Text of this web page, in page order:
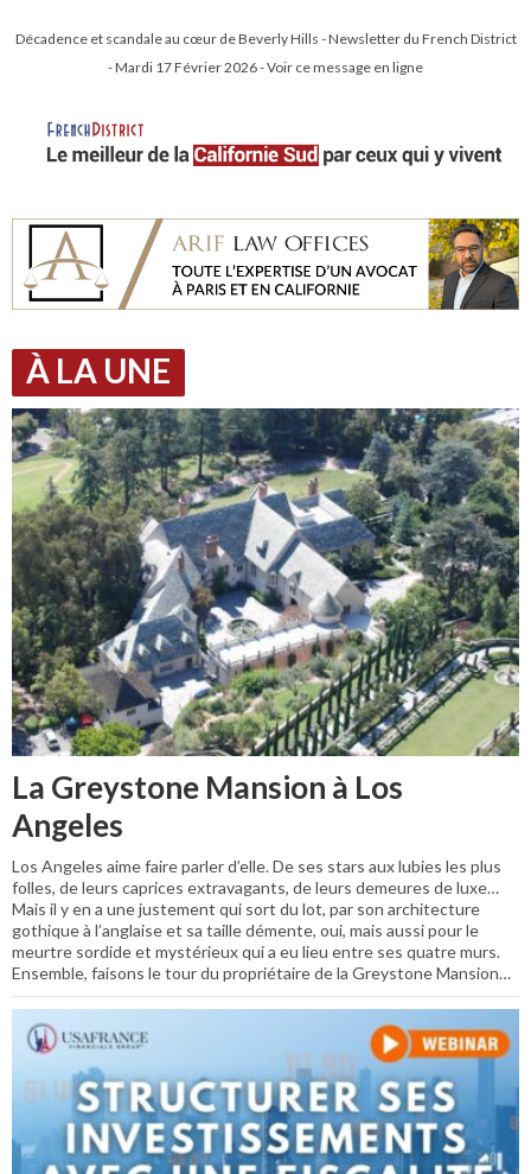
Décadence et scandale au cœur de Beverly Hills - Newsletter du French District
- Mardi 17 Février 2026 - Voir ce message en ligne
À LA UNE
La Greystone Mansion à Los
Angeles
Los Angeles aime faire parler d’elle. De ses stars aux lubies les plus
folles, de leurs caprices extravagants, de leurs demeures de luxe…
Mais il y en a une justement qui sort du lot, par son architecture
gothique à l’anglaise et sa taille démente, oui, mais aussi pour le
meurtre sordide et mystérieux qui a eu lieu entre ses quatre murs.
Ensemble, faisons le tour du propriétaire de la Greystone Mansion…